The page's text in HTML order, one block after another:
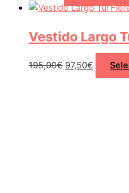
Vestido Largo
195,00€ 97,50€